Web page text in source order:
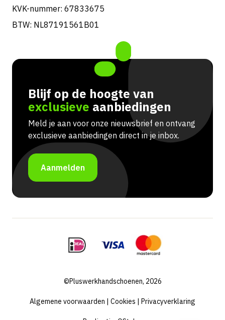
KVK-nummer: 67833675
BTW: NL87191561B01
Blijf op de hoogte van
exclusieve aanbiedingen
Meld je aan voor onze nieuwsbrief en ontvang
exclusieve aanbiedingen direct in je inbox.
Aanmelden
©Pluswerkhandschoenen, 2026
Algemene voorwaarden | Cookies | Privacyverklaring